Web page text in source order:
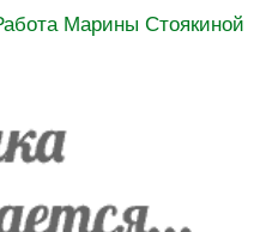
Марины Стоякиной